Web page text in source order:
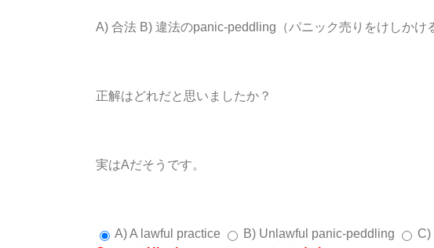
A) 合法 B) 違法のpanic-peddling（パニック売りをけしかけ
正解はどれだと思いましたか？
実はAだそうです。
A) A lawful practice B) Unlawful panic-peddling C)